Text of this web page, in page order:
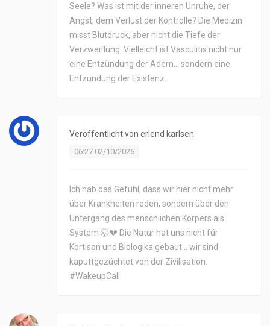
Seele? Was ist mit der inneren Unruhe, der
Angst, dem Verlust der Kontrolle? Die Medizin
misst Blutdruck, aber nicht die Tiefe der
Verzweiflung. Vielleicht ist Vasculitis nicht nur
eine Entzündung der Adern... sondern eine
Entzündung der Existenz.
Veröffentlicht von erlend karlsen
06:27 02/10/2026
Ich hab das Gefühl, dass wir hier nicht mehr
über Krankheiten reden, sondern über den
Untergang des menschlichen Körpers als
System 🤯💔 Die Natur hat uns nicht für
Kortison und Biologika gebaut... wir sind
kaputtgezüchtet von der Zivilisation.
#WakeupCall